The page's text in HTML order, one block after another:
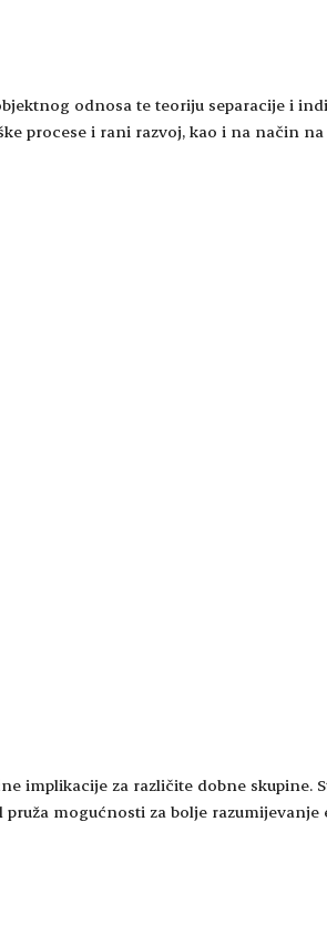
odnosa te teoriju separacije i
procese i rani razvoj, kao i na način
implikacije za različite dobne skupine.
mogućnosti za bolje